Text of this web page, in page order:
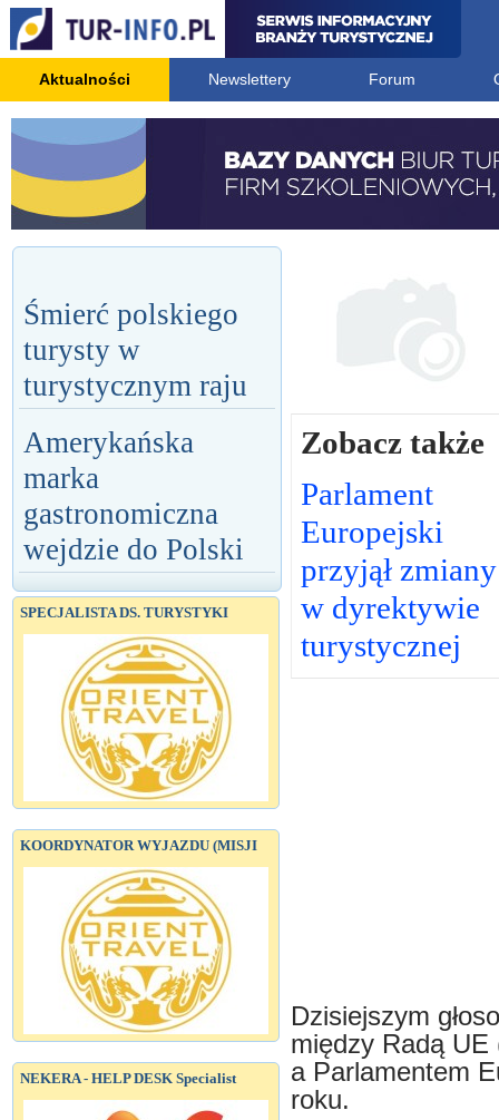
Aktualności Newslettery Forum
Śmierć polskiego
turysty w
turystycznym raju
Amerykańska
marka
gastronomiczna
wejdzie do Polski
SPECJALISTA DS. TURYSTYKI
KOORDYNATOR WYJAZDU (MISJI
NEKERA - HELP DESK Specialist
Zobacz także
Parlament
Europejski
przyjął zmiany
w dyrektywie
turystycznej
Dzisiejszym
między Radą UE
a Parlamentem
roku.